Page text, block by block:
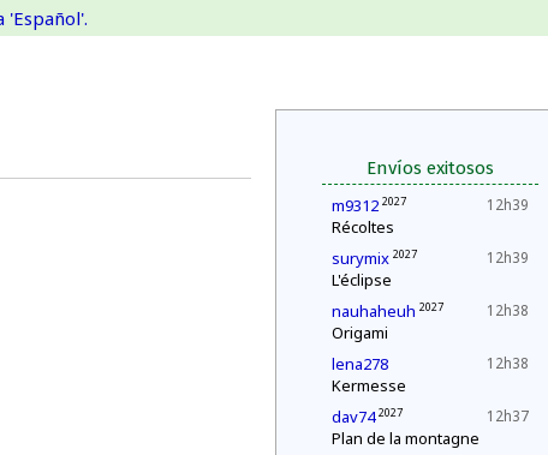
Envíos exitosos
12h39
m9312 2027
Récoltes
12h39
surymix 2027
L'éclipse
12h38
nauhaheuh 2027
Origami
12h38
lena278
Kermesse
12h37
dav74 2027
Plan de la montagne